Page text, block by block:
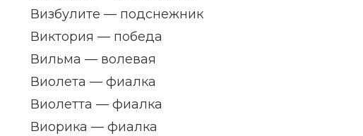
Визбулите — подснежник
Виктория — победа
Вильма — волевая
Виолета — фиалка
Виолетта — фиалка
Виорика — фиалка